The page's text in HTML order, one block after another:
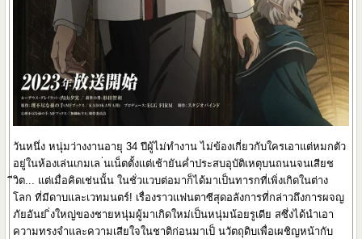
วันหนึ่ง หนุ่มว่างงานอายุ 34 ปีผู้ไม่ทำงาน ไม่ข้องเกี่ยวกับใครเอาแต่หมกตัว
อยู่ในห้องเล่นเกมเล ่นเน็ตตั้งแต่เช้ายันค่ำประสบอุบัติเหตุบนถนนจนเสียช
ีวิต... แต่เมื่อคิดเช่นนั้น ในชั่วแวบต่อมาก็ได้มาเป็นทารกที่เพิ่งเกิดในต่าง
โลก ที่มีดาบและเวทมนตร์! เรื่องราวแฟนตาซีสุดอลังการที่กล่าวถึงการผจญ
ภัยอันย ิ่งใหญ่ของชายหนุ่มผู้มาเกิดใหม่เป็นหนุ่มน้อยรูเดีย สซึ่งได้นำเอา
ความทรงจำและความเสียใจในชาติก่อนมาเป็ นวัตถุดิบเพื่อเผชิญหน้ากับ